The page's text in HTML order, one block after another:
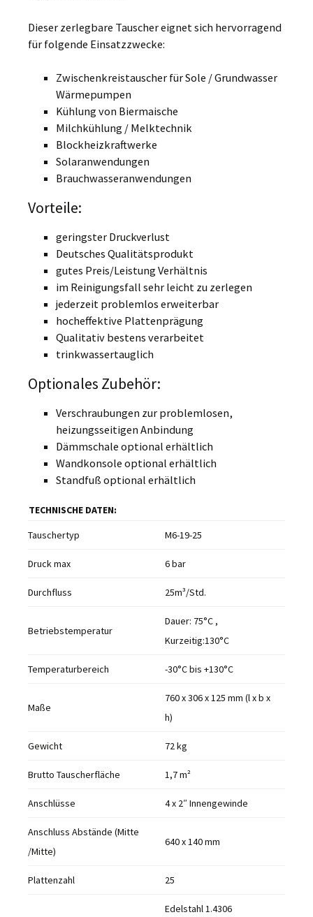
Dieser zerlegbare Tauscher eignet sich hervorragend
für folgende Einsatzzwecke:
Zwischenkreistauscher für Sole / Grundwasser
Wärmepumpen
Kühlung von Biermaische
Milchkühlung / Melktechnik
Blockheizkraftwerke
Solaranwendungen
Brauchwasseranwendungen
Vorteile:
geringster Druckverlust
Deutsches Qualitätsprodukt
gutes Preis/Leistung Verhältnis
im Reinigungsfall sehr leicht zu zerlegen
jederzeit problemlos erweiterbar
hocheffektive Plattenprägung
Qualitativ bestens verarbeitet
trinkwassertauglich
Optionales Zubehör:
Verschraubungen zur problemlosen,
heizungsseitigen Anbindung
Dämmschale optional erhältlich
Wandkonsole optional erhältlich
Standfuß optional erhältlich
TECHNISCHE DATEN:
Tauschertyp
M6-19-25
Druck max 6 bar
Durchfluss 25m³/Std.
Betriebstemperatur
Dauer: 75°C ,
Kurzeitig:130°C
Temperaturbereich -30°C bis +130°C
Maße
760 x 306 x 125 mm (l x b x
h)
Gewicht 72 kg
Brutto Tauscherfläche 1,7 m²
Anschlüsse 4 x 2″ Innengewinde
Anschluss Abstände (Mitte
/Mitte)
640 x 140 mm
Plattenzahl 25
Edelstahl 1.4306